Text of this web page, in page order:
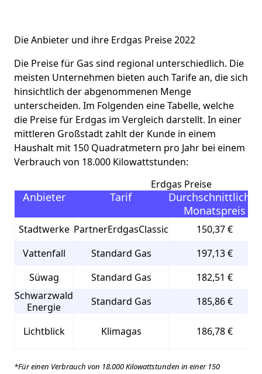
Die Anbieter und ihre Erdgas Preise 2022
Die Preise für Gas sind regional unterschiedlich. Die
meisten Unternehmen bieten auch Tarife an, die sich
hinsichtlich der abgenommenen Menge
unterscheiden. Im Folgenden eine Tabelle, welche
die Preise für Erdgas im Vergleich darstellt. In einer
mittleren Großstadt zahlt der Kunde in einem
Haushalt mit 150 Quadratmetern pro Jahr bei einem
Verbrauch von 18.000 Kilowattstunden:
Erdgas Preise
Anbieter Tarif
Durchschnittlicher
Monatspreis
Stadtwerke PartnerErdgasClassic
150,37 €
Vattenfall
Standard Gas
197,13 €
Süwag
Standard Gas
182,51 €
Schwarzwald
Energie
Standard Gas 185,86 €
Lichtblick Klimagas 186,78 €
*Für einen Verbrauch von 18.000 Kilowattstunden in einer 150